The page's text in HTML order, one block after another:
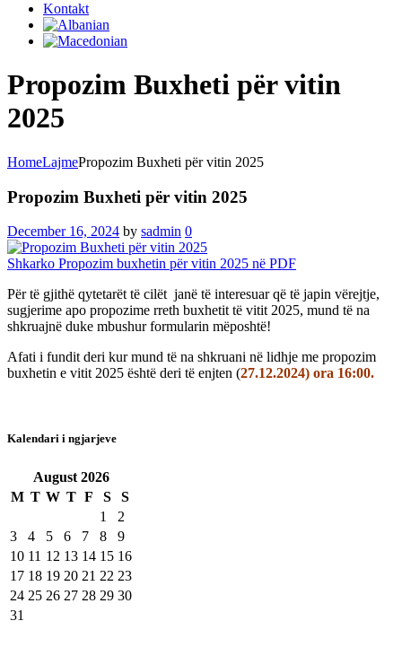
Kontakt
Propozim Buxheti për vitin
2025
HomeLajmePropozim Buxheti për vitin 2025
Propozim Buxheti për vitin 2025
December 16, 2024 by sadmin 0
Shkarko Propozim buxhetin për vitin 2025 në PDF
Për të gjithë qytetarët të cilët janë të interesuar që të japin vërejtje,
sugjerime apo propozime rreth buxhetit të vitit 2025, mund të na
shkruajnë duke mbushur formularin mëposhtë!
Afati i fundit deri kur mund të na shkruani në lidhje me propozim
buxhetin e vitit 2025 është deri të enjten (27.12.2024) ora 16:00.
Kalendari i ngjarjeve
August 2026
M T W T F S
S
1
2
3
4 5 6 7 8
9
10 11 12 13 14 15 16
17 18 19 20 21 22 23
24 25 26 27 28 29 30
31